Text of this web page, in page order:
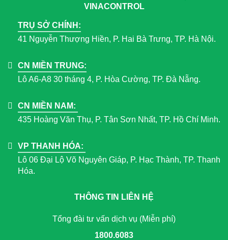
VINACONTROL
TRỤ SỞ CHÍNH:
41 Nguyễn Thượng Hiền, P. Hai Bà Trưng, TP. Hà Nội.
CN MIỀN TRUNG:
Lô A6-A8 30 tháng 4, P. Hòa Cường, TP. Đà Nẵng.
CN MIỀN NAM:
435 Hoàng Văn Thụ, P. Tân Sơn Nhất, TP. Hồ Chí Minh.
VP THANH HÓA:
Lô 06 Đại Lộ Võ Nguyên Giáp, P. Hạc Thành, TP. Thanh
Hóa.
THÔNG TIN LIÊN HỆ
Tổng đài tư vấn dịch vụ (Miễn phí)
1800.6083